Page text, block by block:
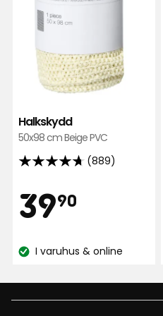
Halkskydd
50x98 cm Beige PVC
(889)
4.7
5
stjärnor
på
recensioner
Pris
3990
kr
Lagersaldo:
I varuhus & online